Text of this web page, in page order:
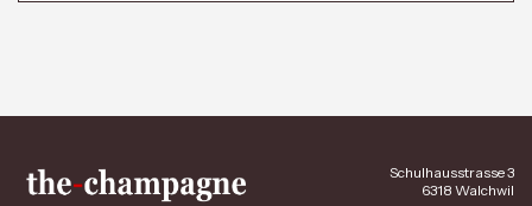
Schulhausstrasse 3
6318 Walchwil